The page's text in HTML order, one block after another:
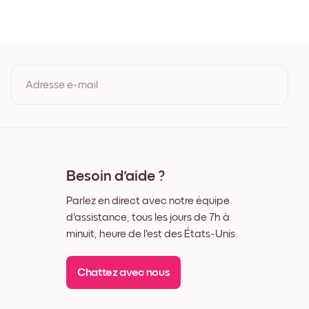
Adresse e-mail
Besoin d'aide ?
Parlez en direct avec notre équipe
d'assistance, tous les jours de 7h à
minuit, heure de l'est des États-Unis.
Chattez avec nous